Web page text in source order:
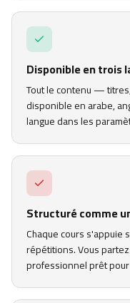
Disponible en trois
Tout le contenu —
disponible en arabe,
langue dans les
Structuré comme
Chaque cours
répétitions. Vous
professionnel prêt